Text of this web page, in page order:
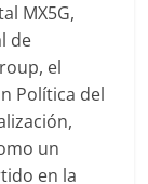
MX5G,
de
el
Política del
un
en la